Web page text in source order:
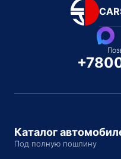
Каталог
Под полную пошлину